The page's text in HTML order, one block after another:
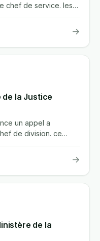
chef de service. les
→
de la Justice
un appel a
de division. ce
→
de la